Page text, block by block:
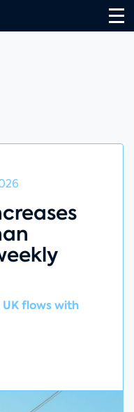
flows with